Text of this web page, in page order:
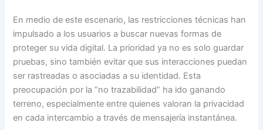
En medio de este escenario, las restricciones técnicas han
impulsado a los usuarios a buscar nuevas formas de
proteger su vida digital. La prioridad ya no es solo guardar
pruebas, sino también evitar que sus interacciones puedan
ser rastreadas o asociadas a su identidad. Esta
preocupación por la “no trazabilidad” ha ido ganando
terreno, especialmente entre quienes valoran la privacidad
en cada intercambio a través de mensajería instantánea.